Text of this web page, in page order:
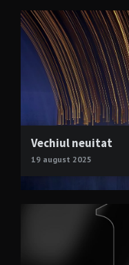
Vechiul neuitat
19 august 2025